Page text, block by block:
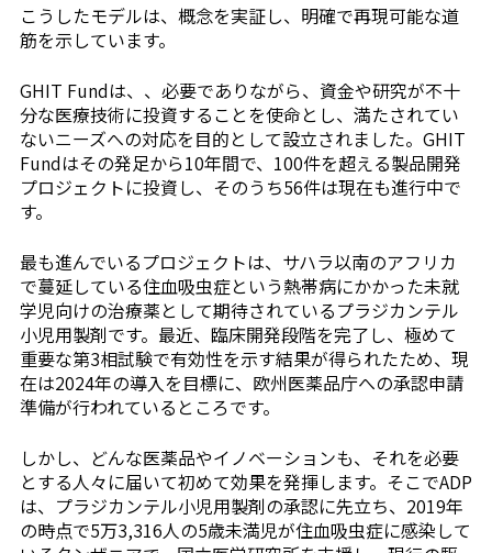
こうしたモデルは、概念を実証し、明確で再現可能な道
筋を示しています。
GHIT Fundは、、必要でありながら、資金や研究が不十
分な医療技術に投資することを使命とし、満たされてい
ないニーズへの対応を目的として設立されました。GHIT
Fundはその発足から10年間で、100件を超える製品開発
プロジェクトに投資し、そのうち56件は現在も進行中で
す。
最も進んでいるプロジェクトは、サハラ以南のアフリカ
で蔓延している住血吸虫症という熱帯病にかかった未就
学児向けの治療薬として期待されているプラジカンテル
小児用製剤です。最近、臨床開発段階を完了し、極めて
重要な第3相試験で有効性を示す結果が得られたため、現
在は2024年の導入を目標に、欧州医薬品庁への承認申請
準備が行われているところです。
しかし、どんな医薬品やイノベーションも、それを必要
とする人々に届いて初めて効果を発揮します。そこでADP
は、プラジカンテル小児用製剤の承認に先立ち、2019年
の時点で5万3,316人の5歳未満児が住血吸虫症に感染して